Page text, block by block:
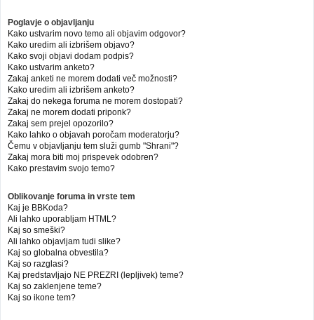
Poglavje o objavljanju
Kako ustvarim novo temo ali objavim odgovor?
Kako uredim ali izbrišem objavo?
Kako svoji objavi dodam podpis?
Kako ustvarim anketo?
Zakaj anketi ne morem dodati več možnosti?
Kako uredim ali izbrišem anketo?
Zakaj do nekega foruma ne morem dostopati?
Zakaj ne morem dodati priponk?
Zakaj sem prejel opozorilo?
Kako lahko o objavah poročam moderatorju?
Čemu v objavljanju tem služi gumb "Shrani"?
Zakaj mora biti moj prispevek odobren?
Kako prestavim svojo temo?
Oblikovanje foruma in vrste tem
Kaj je BBKoda?
Ali lahko uporabljam HTML?
Kaj so smeški?
Ali lahko objavljam tudi slike?
Kaj so globalna obvestila?
Kaj so razglasi?
Kaj predstavljajo NE PREZRI (lepljivek) teme?
Kaj so zaklenjene teme?
Kaj so ikone tem?